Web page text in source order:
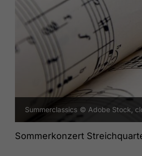
Summerclassics © Adobe Stock,
Sommerkonzert